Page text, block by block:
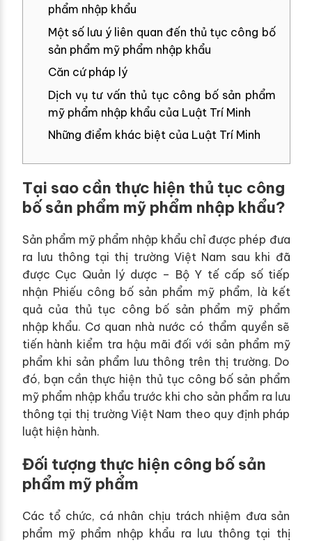
phẩm nhập khẩu
Một số lưu ý liên quan đến thủ tục công bố
sản phẩm mỹ phẩm nhập khẩu
Căn cứ pháp lý
Dịch vụ tư vấn thủ tục công bố sản phẩm
mỹ phẩm nhập khẩu của Luật Trí Minh
Những điểm khác biệt của Luật Trí Minh
Tại sao cần thực hiện thủ tục công
bố sản phẩm mỹ phẩm nhập khẩu?
Sản phẩm mỹ phẩm nhập khẩu chỉ được phép đưa
ra lưu thông tại thị trường Việt Nam sau khi đã
được Cục Quản lý dược – Bộ Y tế cấp số tiếp
nhận Phiếu công bố sản phẩm mỹ phẩm, là kết
quả của thủ tục công bố sản phẩm mỹ phẩm
nhập khẩu. Cơ quan nhà nước có thẩm quyền sẽ
tiến hành kiểm tra hậu mãi đối với sản phẩm mỹ
phẩm khi sản phẩm lưu thông trên thị trường. Do
đó, bạn cần thực hiện thủ tục công bố sản phẩm
mỹ phẩm nhập khẩu trước khi cho sản phẩm ra lưu
thông tại thị trường Việt Nam theo quy định pháp
luật hiện hành.
Đối tượng thực hiện công bố sản
phẩm mỹ phẩm
Các tổ chức, cá nhân chịu trách nhiệm đưa sản
phẩm mỹ phẩm nhập khẩu ra lưu thông tại thị